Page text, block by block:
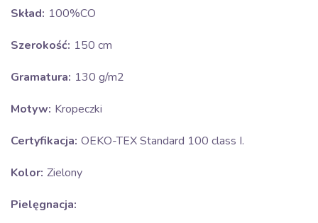
Skład: 100%CO
Szerokość: 150 cm
Gramatura: 130 g/m2
Motyw: Kropeczki
Certyfikacja: OEKO-TEX Standard 100 class I.
Kolor: Zielony
Pielęgnacja: